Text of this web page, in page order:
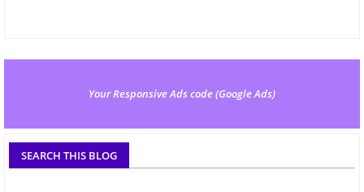
Your Responsive Ads code (Google Ads)
SEARCH THIS BLOG